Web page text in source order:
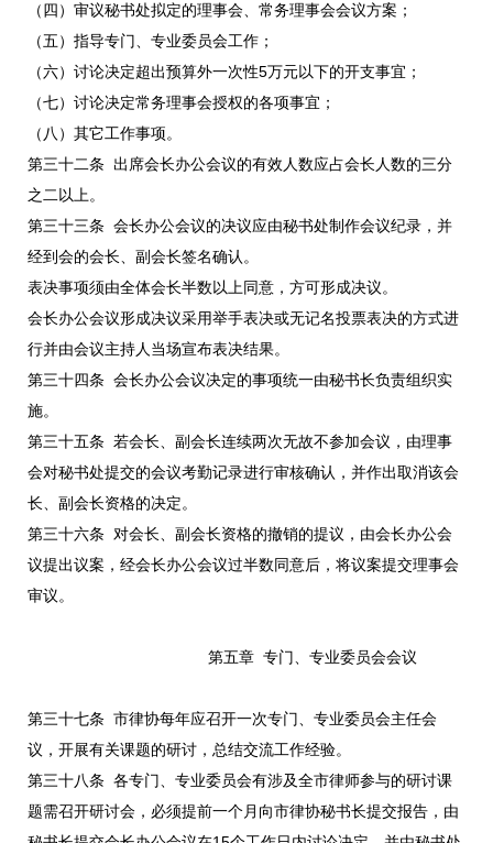
（四）审议秘书处拟定的理事会、常务理事会会议方案；
（五）指导专门、专业委员会工作；
（六）讨论决定超出预算外一次性5万元以下的开支事宜；
（七）讨论决定常务理事会授权的各项事宜；
（八）其它工作事项。
第三十二条 出席会长办公会议的有效人数应占会长人数的三分
之二以上。
第三十三条 会长办公会议的决议应由秘书处制作会议纪录，并
经到会的会长、副会长签名确认。
表决事项须由全体会长半数以上同意，方可形成决议。
会长办公会议形成决议采用举手表决或无记名投票表决的方式进
行并由会议主持人当场宣布表决结果。
第三十四条 会长办公会议决定的事项统一由秘书长负责组织实
施。
第三十五条 若会长、副会长连续两次无故不参加会议，由理事
会对秘书处提交的会议考勤记录进行审核确认，并作出取消该会
长、副会长资格的决定。
第三十六条 对会长、副会长资格的撤销的提议，由会长办公会
议提出议案，经会长办公会议过半数同意后，将议案提交理事会
审议。
第五章 专门、专业委员会会议
第三十七条 市律协每年应召开一次专门、专业委员会主任会
议，开展有关课题的研讨，总结交流工作经验。
第三十八条 各专门、专业委员会有涉及全市律师参与的研讨课
题需召开研讨会，必须提前一个月向市律协秘书长提交报告，由